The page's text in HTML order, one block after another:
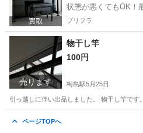
状態が悪くてもOK！
プリフラ
売ります
物干し竿
100円
梅島駅5月25日
引っ越しに伴い出品しました。 物干し竿で
ページTOPへ